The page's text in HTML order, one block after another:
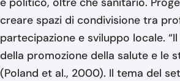
creare spazi di condivisione tra
partecipazione e sviluppo locale.
della promozione della salute e le
(Poland et al., 2000). Il tema del